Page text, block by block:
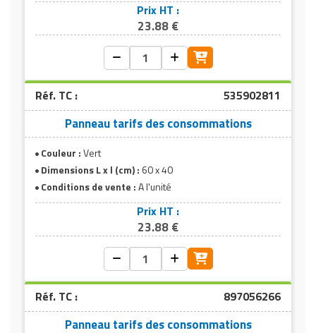
Prix HT :
23.88 €
Réf. TC : 535902811
Panneau tarifs des consommations
Couleur :Vert
Dimensions L x l (cm) : 60 x 40
Conditions de vente :A l'unité
Prix HT :
23.88 €
Réf. TC : 897056266
Panneau tarifs des consommations